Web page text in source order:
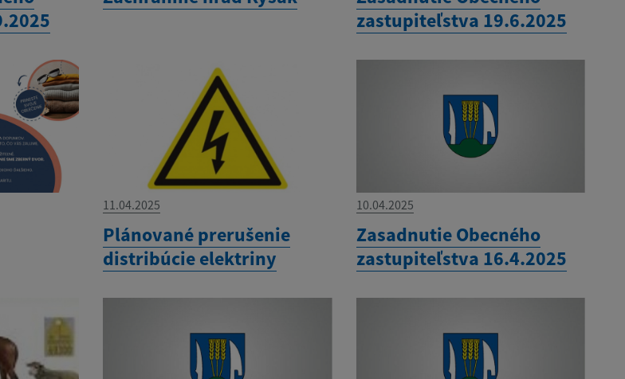
zastupiteľstva 19.6.2025
11.04.2025
Plánované prerušenie
distribúcie elektriny
10.04.2025
Zasadnutie Obecného
zastupiteľstva 16.4.2025